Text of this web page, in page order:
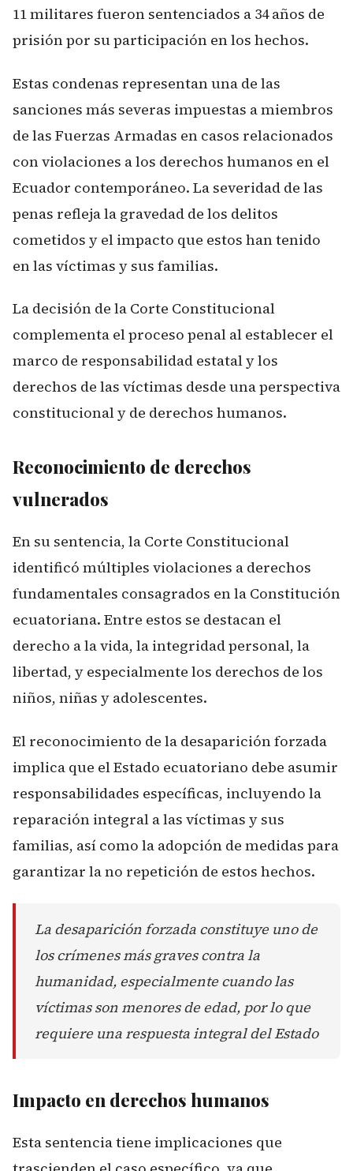
11 militares fueron sentenciados a 34 años de
prisión por su participación en los hechos.
Estas condenas representan una de las
sanciones más severas impuestas a miembros
de las Fuerzas Armadas en casos relacionados
con violaciones a los derechos humanos en el
Ecuador contemporáneo. La severidad de las
penas refleja la gravedad de los delitos
cometidos y el impacto que estos han tenido
en las víctimas y sus familias.
La decisión de la Corte Constitucional
complementa el proceso penal al establecer el
marco de responsabilidad estatal y los
derechos de las víctimas desde una perspectiva
constitucional y de derechos humanos.
Reconocimiento de derechos
vulnerados
En su sentencia, la Corte Constitucional
identificó múltiples violaciones a derechos
fundamentales consagrados en la Constitución
ecuatoriana. Entre estos se destacan el
derecho a la vida, la integridad personal, la
libertad, y especialmente los derechos de los
niños, niñas y adolescentes.
El reconocimiento de la desaparición forzada
implica que el Estado ecuatoriano debe asumir
responsabilidades específicas, incluyendo la
reparación integral a las víctimas y sus
familias, así como la adopción de medidas para
garantizar la no repetición de estos hechos.
La desaparición forzada constituye uno de
los crímenes más graves contra la
humanidad, especialmente cuando las
víctimas son menores de edad, por lo que
requiere una respuesta integral del Estado
Impacto en derechos humanos
Esta sentencia tiene implicaciones que